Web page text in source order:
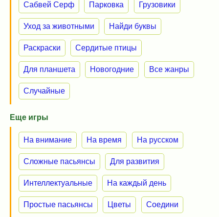
Сабвей Серф Парковка Грузовики
Уход за животными Найди буквы
Раскраски Сердитые птицы
Для планшета Новогодние Все жанры
Случайные
Еще игры
На внимание На время На русском
Сложные пасьянсы Для развития
Интеллектуальные На каждый день
Простые пасьянсы Цветы Соедини